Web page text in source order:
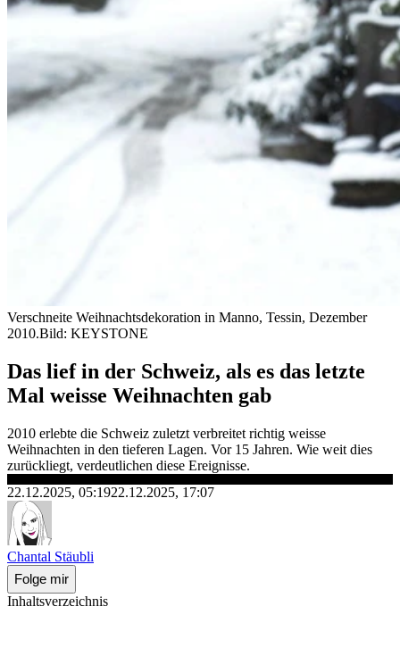
Verschneite Weihnachtsdekoration in Manno, Tessin, Dezember
2010.Bild: KEYSTONE
Das lief in der Schweiz, als es das letzte
Mal weisse Weihnachten gab
2010 erlebte die Schweiz zuletzt verbreitet richtig weisse
Weihnachten in den tieferen Lagen. Vor 15 Jahren. Wie weit dies
zurückliegt, verdeutlichen diese Ereignisse.
22.12.2025, 05:1922.12.2025, 17:07
Chantal Stäubli
Folge mir
Inhaltsverzeichnis